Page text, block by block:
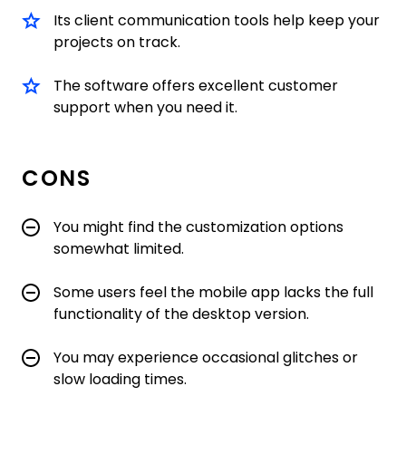
Its client communication tools help keep your
projects on track.
The software offers excellent customer
support when you need it.
CONS
You might find the customization options
somewhat limited.
Some users feel the mobile app lacks the full
functionality of the desktop version.
You may experience occasional glitches or
slow loading times.